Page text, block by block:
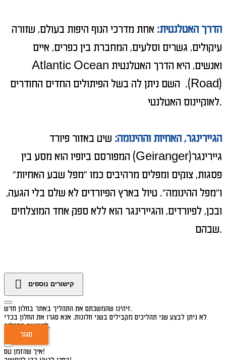
הדרך האטלנטית: אחת מדרכי הנוף היפות בעולם, שזורה
עיקולים, גשרים וסלעים, המחברת בין כפרים, איים
ואנשים, היא הדרך האטלנטית Atlantic Ocean
Road)). השם ניתן לה בשל הפיתולים החדים החודרים
לאוקיינוס האטלנטי.
הגיירינגר, האחיות וההינומה: שיט באזור פיורד
גיירינגר(Geiranger) המפורסם ביופיו הוא מסע בין
פסגות, צוקים ומפלים מרהיבים כמו "מפל שבע האחיות"
ו"מפל ההינומה". טיול בארץ הפיורדים לא שלם בלי הגעה,
ובכן, לפיורדים, והגיירינגר הוא ללא ספק אחד המוצלחים
שבהם.
קישורים נוספים
זיהינו שהמשכתם את התהליך באתר בחלון חדש.
לא ניתן לבצע שני תהליכים מקבילים בשני חלונות. אנא סגרו את החלון בכדי
להמשיך בתהליך.
סגור
איך שהזמן טס!